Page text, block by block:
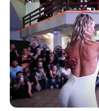
botellas hasta muy
el uniforme de la
muchacho, al verla,
para superarse.
clase, hasta lograr
Medicina de la
El día que recibió la
abrazó a su madre